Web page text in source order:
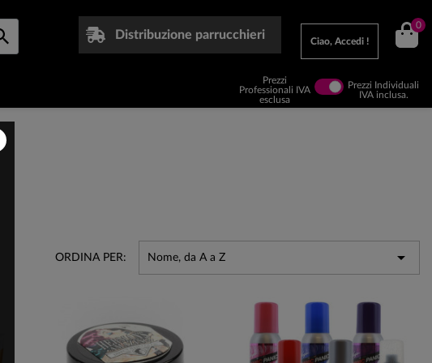
Distribuzione parrucchieri
Ciao, Accedi !
0
Prezzi
Professionali IVA
esclusa
Prezzi Individuali
IVA inclusa.
ORDINA PER: Nome, da A a Z 